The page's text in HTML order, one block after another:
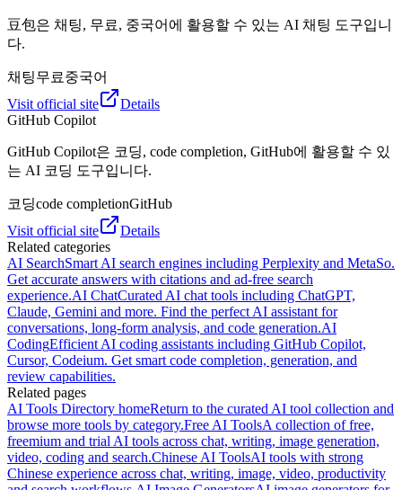
豆包은 채팅, 무료, 중국어에 활용할 수 있는 AI 채팅 도구입니
다.
채팅무료중국어
Visit official site
Details
GitHub Copilot
GitHub Copilot은 코딩, code completion, GitHub에 활용할 수 있
는 AI 코딩 도구입니다.
코딩code completionGitHub
Visit official site
Details
Related categories
AI SearchSmart AI search engines including Perplexity and MetaSo.
Get accurate answers with citations and ad-free search
experience.AI ChatCurated AI chat tools including ChatGPT,
Claude, Gemini and more. Find the perfect AI assistant for
conversations, long-form analysis, and code generation.AI
CodingEfficient AI coding assistants including GitHub Copilot,
Cursor, Codeium. Get smart code completion, generation, and
review capabilities.
Related pages
AI Tools Directory homeReturn to the curated AI tool collection and
browse more tools by category.Free AI ToolsA collection of free,
freemium and trial AI tools across chat, writing, image generation,
video, coding and search.Chinese AI ToolsAI tools with strong
Chinese experience across chat, writing, image, video, productivity